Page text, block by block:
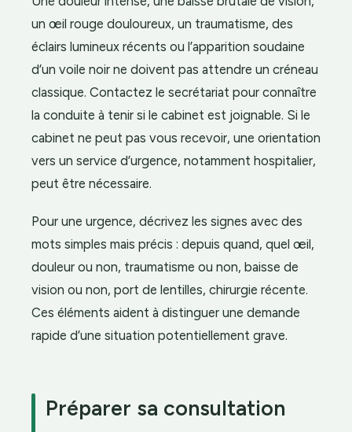
un œil rouge douloureux, un traumatisme, des
éclairs lumineux récents ou l’apparition soudaine
d’un voile noir ne doivent pas attendre un créneau
classique. Contactez le secrétariat pour connaître
la conduite à tenir si le cabinet est joignable. Si le
cabinet ne peut pas vous recevoir, une orientation
vers un service d’urgence, notamment hospitalier,
peut être nécessaire.
Pour une urgence, décrivez les signes avec des
mots simples mais précis : depuis quand, quel œil,
douleur ou non, traumatisme ou non, baisse de
vision ou non, port de lentilles, chirurgie récente.
Ces éléments aident à distinguer une demande
rapide d’une situation potentiellement grave.
Préparer sa consultation